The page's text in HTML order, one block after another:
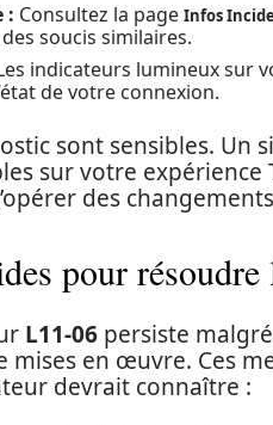
: Consultez la page Infos
soucis similaires.
indicateurs lumineux sur
de votre connexion.
sont sensibles. Un
sur votre expérience
des
pour
L11-06 persiste
en œuvre. Ces
devrait connaître :